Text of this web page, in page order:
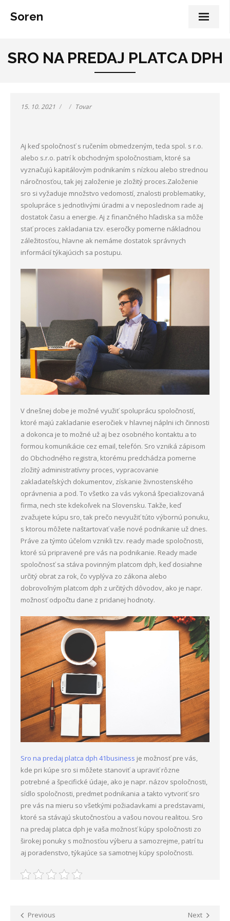
Soren
SRO NA PREDAJ PLATCA DPH
15. 10. 2021 Tovar
Aj keď spoločnosť s ručením obmedzeným, teda spol. s r.o.
alebo s.r.o. patrí k obchodným spoločnostiam, ktoré sa
vyznačujú kapitálovým podnikaním s nízkou alebo strednou
náročnosťou, tak jej založenie je zložitý proces.Založenie
sro si vyžaduje množstvo vedomostí, znalosti problematiky,
spolupráce s jednotlivými úradmi a v neposlednom rade aj
dostatok času a energie. Aj z finančného hľadiska sa môže
stať proces zakladania tzv. eseročky pomerne nákladnou
záležitosťou, hlavne ak nemáme dostatok správnych
informácií týkajúcich sa postupu.
V dnešnej dobe je možné využiť spoluprácu spoločností,
ktoré majú zakladanie eseročiek v hlavnej náplni ich činnosti
a dokonca je to možné už aj bez osobného kontaktu a to
formou komunikácie cez email, telefón. Sro vzniká zápisom
do Obchodného registra, ktorému predchádza pomerne
zložitý administratívny proces, vypracovanie
zakladateľských dokumentov, získanie živnostenského
oprávnenia a pod. To všetko za vás vykoná špecializovaná
firma, nech ste kdekoľvek na Slovensku. Takže, keď
zvažujete kúpu sro, tak prečo nevyužiť túto výbornú ponuku,
s ktorou môžete naštartovať vaše nové podnikanie už dnes.
Práve za týmto účelom vznikli tzv. ready made spoločnosti,
ktoré sú pripravené pre vás na podnikanie. Ready made
spoločnosť sa stáva povinným platcom dph, keď dosiahne
určitý obrat za rok, čo vyplýva zo zákona alebo
dobrovoľným platcom dph z určitých dôvodov, ako je napr.
možnosť odpočtu dane z pridanej hodnoty.
Sro na predaj platca dph 41business je možnosť pre vás,
kde pri kúpe sro si môžete stanoviť a upraviť rôzne
potrebné a špecifické údaje, ako je napr. názov spoločnosti,
sídlo spoločnosti, predmet podnikania a takto vytvoriť sro
pre vás na mieru so všetkými požiadavkami a predstavami,
ktoré sa stávajú skutočnosťou a vašou novou realitou. Sro
na predaj platca dph je vaša možnosť kúpy spoločnosti zo
širokej ponuky s možnosťou výberu a samozrejme, patrí tu
aj poradenstvo, týkajúce sa samotnej kúpy spoločnosti.
Previous Next